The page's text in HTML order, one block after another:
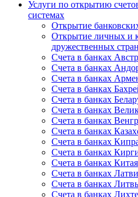
Услуги по открытию
системах
Открытие
Открытие личных и
дружественных
Счета в банках
Счета в банках
Счета в банках
Счета в банках
Счета в банках
Счета в банках
Счета в банках
Счета в банках
Счета в банках
Счета в банках
Счета в банках Китая
Счета в банках
Счета в банках
Счета в банках